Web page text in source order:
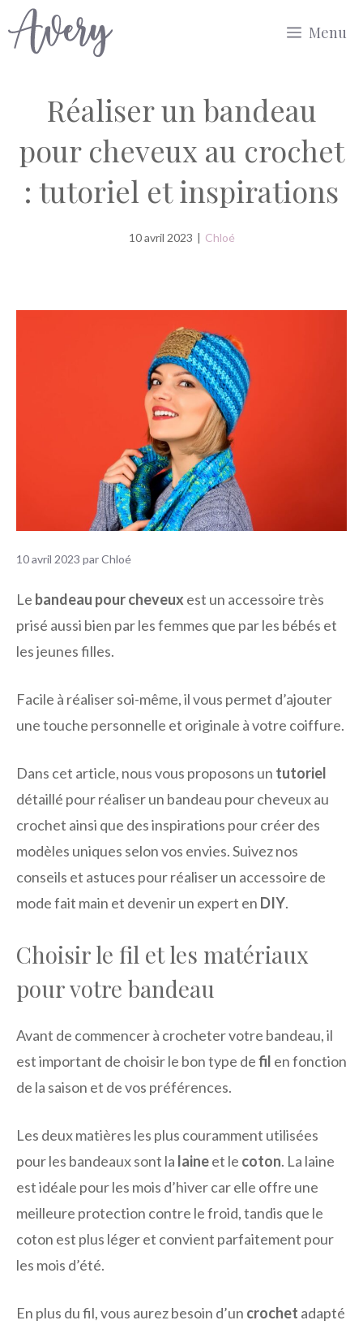
Aller
au
Menu
Réaliser un bandeau
pour cheveux au crochet
: tutoriel et inspirations
10 avril 2023 | Chloé
10 avril 2023 parChloé
Le bandeau pour cheveux est un accessoire très
prisé aussi bien par les femmes que par les bébés et
les jeunes filles.
Facile à réaliser soi-même, il vous permet d’ajouter
une touche personnelle et originale à votre coiffure.
Dans cet article, nous vous proposons un tutoriel
détaillé pour réaliser un bandeau pour cheveux au
crochet ainsi que des inspirations pour créer des
modèles uniques selon vos envies. Suivez nos
conseils et astuces pour réaliser un accessoire de
mode fait main et devenir un expert en DIY.
Choisir le fil et les matériaux
pour votre bandeau
Avant de commencer à crocheter votre bandeau, il
est important de choisir le bon type defil en fonction
de la saison et de vos préférences.
Les deux matières les plus couramment utilisées
pour les bandeaux sont la laineet le coton. La laine
est idéale pour les mois d’hiver car elle offre une
meilleure protection contre le froid, tandis que le
coton est plus léger et convient parfaitement pour
les mois d’été.
En plus du fil, vous aurez besoin d’un crochet adapté